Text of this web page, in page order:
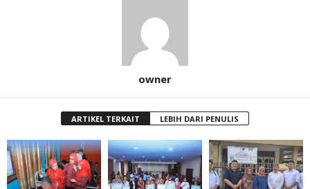
owner
ARTIKEL TERKAIT LEBIH DARI PENULIS